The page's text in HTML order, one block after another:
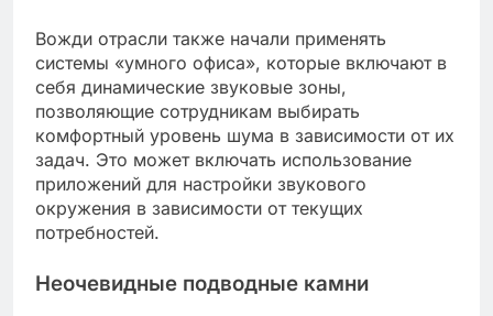
Вожди отрасли также начали применять
системы «умного офиса», которые включают в
себя динамические звуковые зоны,
позволяющие сотрудникам выбирать
комфортный уровень шума в зависимости от их
задач. Это может включать использование
приложений для настройки звукового
окружения в зависимости от текущих
потребностей.
Неочевидные подводные камни